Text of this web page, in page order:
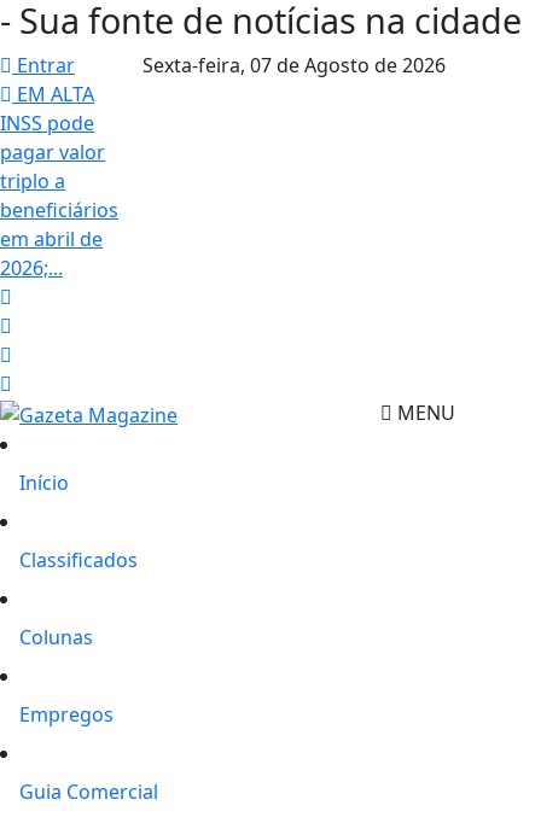
- Sua fonte de notícias na cidade
Entrar
EM ALTA
INSS pode
pagar valor
triplo a
beneficiários
em abril de
2026;...
Sexta-feira, 07 de Agosto de 2026
MENU
Início
Classificados
Colunas
Empregos
Guia Comercial